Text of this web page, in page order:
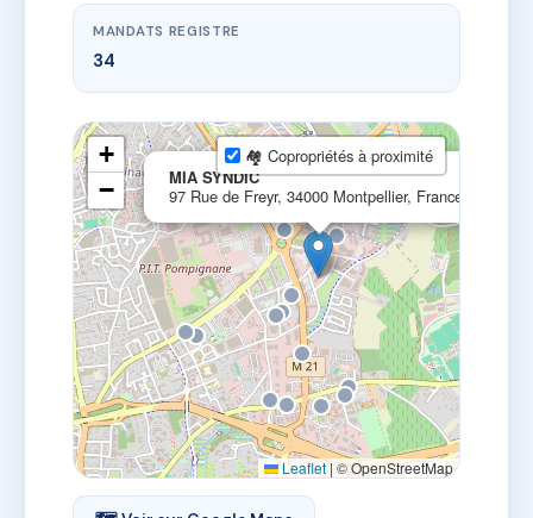
MANDATS REGISTRE
34
MIA SYNDIC
97 Rue de Freyr, 34000 Montpellier, France
+
−
🏘 Copropriétés à proximité
Leaflet|© OpenStreetMap